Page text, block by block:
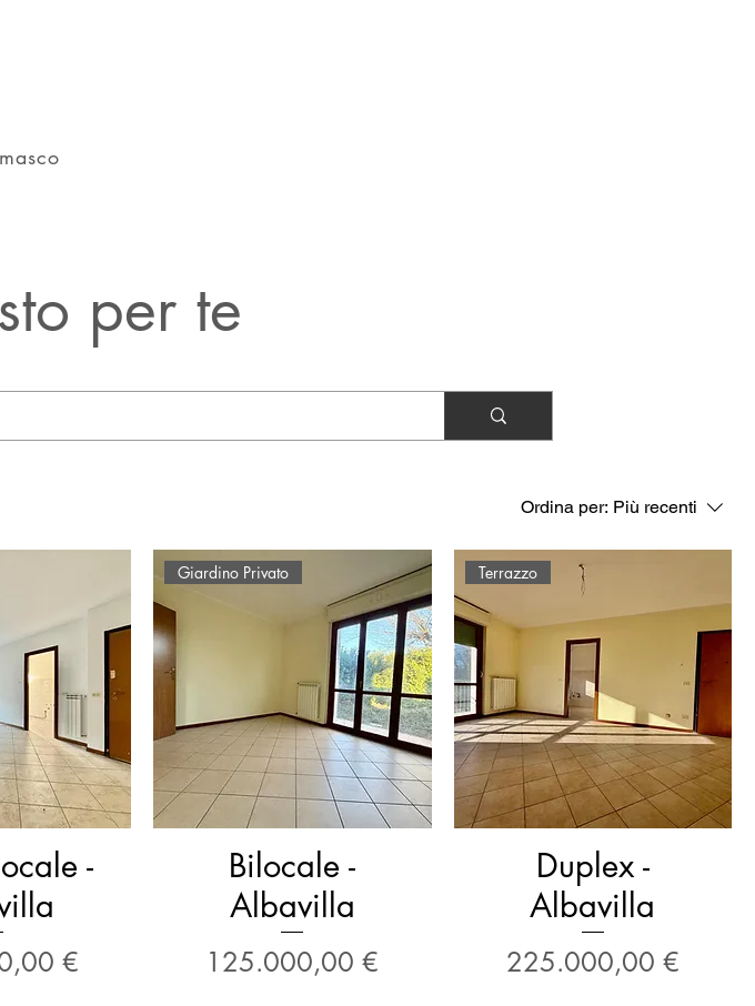
per te
Ordina per: Più recenti
-
€
Giardino Privato
Bilocale -
Albavilla
Prezzo
125.000,00 €
Terrazzo
Duplex -
Albavilla
Prezzo
225.000,00 €